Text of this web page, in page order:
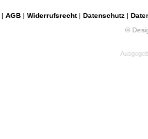
| AGB | Widerrufsrecht| Datenschutz |
©